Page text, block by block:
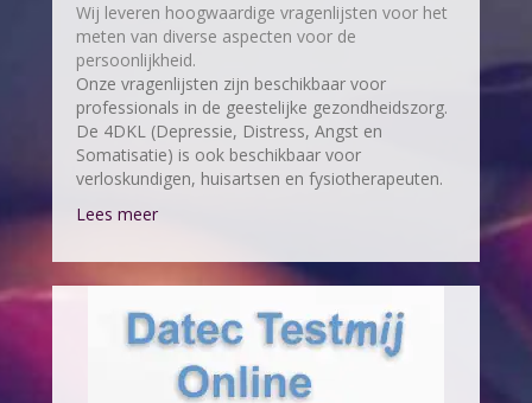
Wij leveren hoogwaardige vragenlijsten voor het
meten van diverse aspecten voor de
persoonlijkheid.
Onze vragenlijsten zijn beschikbaar voor
professionals in de geestelijke gezondheidszorg.
De 4DKL (Depressie, Distress, Angst en
Somatisatie) is ook beschikbaar voor
verloskundigen, huisartsen en fysiotherapeuten.
Lees meer